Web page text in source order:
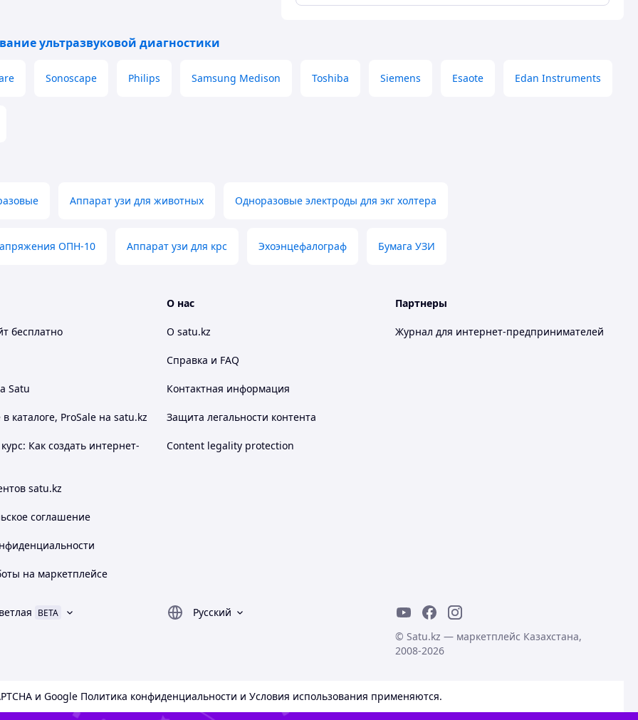
посредством включения либо на охлаждение,
воздухоохладителя.
25 до -15 °C
кВт
мм
ультразвуковой диагностики
Sonoscape Philips Samsung Medison Toshiba Siemens Esaote Edan Instruments
Аппарат узи для животных Одноразовые электроды для экг холтера
ОПН-10 Аппарат узи для крс Эхоэнцефалограф Бумага УЗИ
бесплатно
Satu
каталоге, ProSale на satu.kz
Как создать интернет-
satu.kz
соглашение
на маркетплейсе
О нас
О satu.kz
Справка и FAQ
Контактная информация
Защита легальности контента
Content legality protection
Партнеры
Журнал для интернет-предпринимателей
BETA
Русский
© Satu.kz — маркетплейс Казахстана,
2008-2026
и Google Политика конфиденциальности и Условия использования применяются.